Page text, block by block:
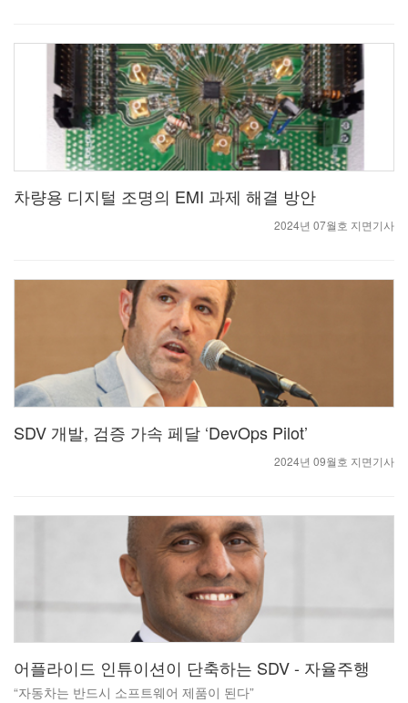
차량용 디지털 조명의 EMI 과제 해결 방안
2024년 07월호 지면기사
SDV 개발, 검증 가속 페달 ‘DevOps Pilot’
2024년 09월호 지면기사
어플라이드 인튜이션이 단축하는 SDV - 자율주행
“자동차는 반드시 소프트웨어 제품이 된다”